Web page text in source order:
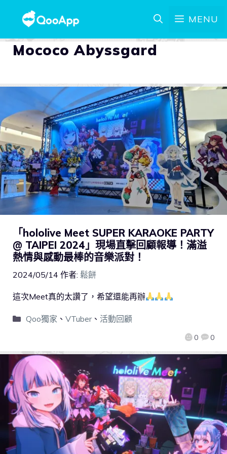
MENU
Mococo Abyssgard
「hololive Meet SUPER KARAOKE PARTY
@ TAIPEI 2024」現場直擊回顧報導！滿溢
熱情與感動最棒的音樂派對！
2024/05/14 作者: 鬆餅
0 0
這次Meet真的太讚了，希望還能再辦
Qoo獨家 、 VTuber、 活動回顧